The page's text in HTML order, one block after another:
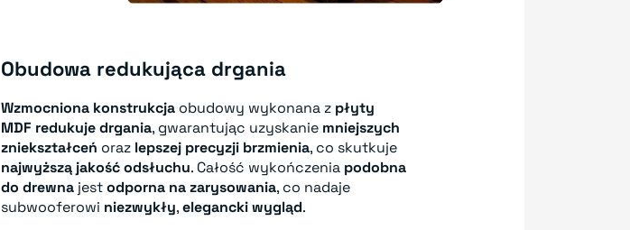
Obudowa redukująca drgania
Wzmocniona konstrukcja obudowy wykonana z płyty
MDF redukuje drgania, gwarantując uzyskanie mniejszych
zniekształceń oraz lepszej precyzji brzmienia, co skutkuje
najwyższą jakość odsłuchu. Całość wykończenia podobna
do drewna jestodporna na zarysowania, co nadaje
subwooferowi niezwykły,elegancki wygląd.